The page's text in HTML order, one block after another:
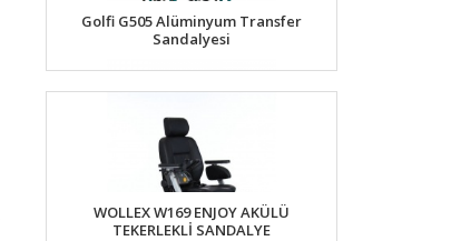
Golfi G505 Alüminyum Transfer
Sandalyesi
WOLLEX W169 ENJOY AKÜLÜ
TEKERLEKLİ SANDALYE